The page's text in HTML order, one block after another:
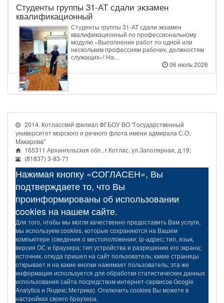
Студенты группы 31‑АТ сдали экзамен
квалификационный
Студенты группы 31‑АТ сдали экзамен
квалификационный по профессиональному
модулю «Выполнение работ по одной или
нескольким профессиям рабочих, должностям
служащих»! На…
06 июль 2026
2014. Котласский филиал ФГБОУ ВО "Государственный
университет морского и речного флота имени адмирала С.О.
Макарова"
165311 Архангельская обл., г.Котлас, ул.Заполярная, д.19;
(81837) 3-83-71
Нажимая кнопку «СОГЛАСЕН», Вы
подтверждаете то, что Вы
проинформированы об использовании
cookies на нашем сайте.
Для того, чтобы мы могли качественно предоставить Вам услуги,
мы используем cookies, которые сохраняются на Вашем
компьютере (сведения о местоположении; ip-адрес; тип, язык,
версия ОС и браузера; тип устройства и разрешение его экрана;
источник, откуда пришел на сайт пользователь; какие страницы
открывает и на какие кнопки нажимает пользователь; эта же
информация используется для обработки статистических данных
использования сайта посредством интернет-сервисов Google
Analytics и Яндекс.Метрика). Отключить cookies Вы можете в
настройках своего браузера.